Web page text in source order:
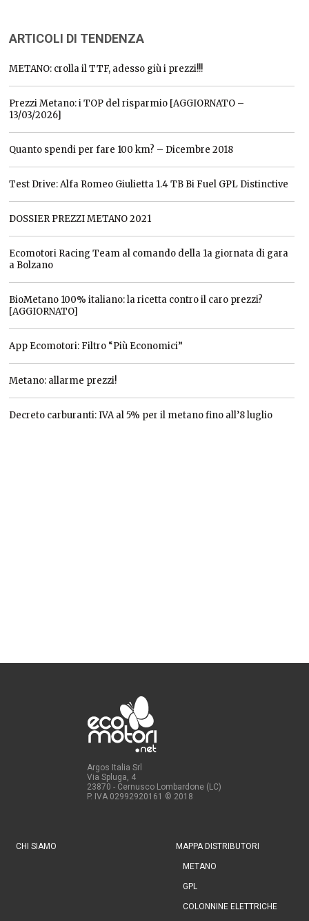
ARTICOLI DI TENDENZA
METANO: crolla il TTF, adesso giù i prezzi!!!
Prezzi Metano: i TOP del risparmio [AGGIORNATO –
13/03/2026]
Quanto spendi per fare 100 km? – Dicembre 2018
Test Drive: Alfa Romeo Giulietta 1.4 TB Bi Fuel GPL Distinctive
DOSSIER PREZZI METANO 2021
Ecomotori Racing Team al comando della 1a giornata di gara
a Bolzano
BioMetano 100% italiano: la ricetta contro il caro prezzi?
[AGGIORNATO]
App Ecomotori: Filtro “Più Economici”
Metano: allarme prezzi!
Decreto carburanti: IVA al 5% per il metano fino all’8 luglio
Argos Italia Srl
Via Spluga, 4
23870 - Cernusco Lombardone (LC)
P. IVA 02992920161 © 2018
CHI SIAMO MAPPA DISTRIBUTORI
METANO
GPL
COLONNINE ELETTRICHE